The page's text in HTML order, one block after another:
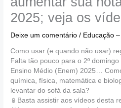
2025; veja os
Deixe um comentário / Educação
Como usar (e quando não usar)
Falta tão pouco para o 2º
Ensino Médio (Enem) 2025…
química, física, matemática e
levantar do sofá da sala?
📱Basta assistir aos vídeos desta